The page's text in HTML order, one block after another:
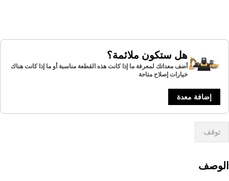
هل ستكون ملائمة؟
أضف معداتك لمعرفة ما إذا كانت هذه القطعة مناسبة أو ما إذا كانت هناك
خيارات إصلاح متاحة
إضافة معدة
توقف